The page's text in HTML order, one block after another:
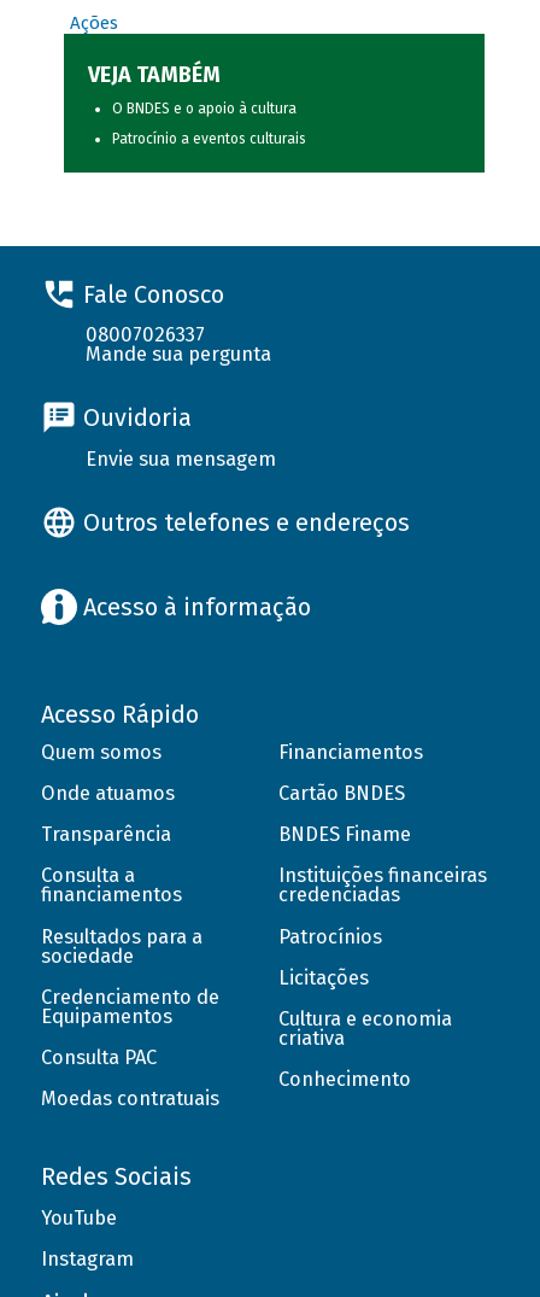
Ações
VEJA TAMBÉM
O BNDES e o apoio à cultura
Patrocínio a eventos culturais
Fale Conosco
08007026337
Mande sua pergunta
Ouvidoria
Envie sua mensagem
Outros telefones e endereços
Acesso à informação
Acesso Rápido
Quem somos
Onde atuamos
Transparência
Consulta a
financiamentos
Resultados para a
sociedade
Credenciamento de
Equipamentos
Consulta PAC
Moedas contratuais
Financiamentos
Cartão BNDES
BNDES Finame
Instituições financeiras
credenciadas
Patrocínios
Licitações
Cultura e economia
criativa
Conhecimento
Redes Sociais
YouTube
Instagram